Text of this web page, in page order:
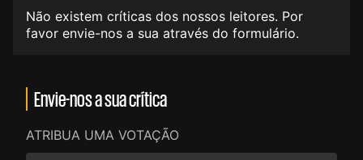
Não existem críticas dos nossos leitores. Por
favor envie-nos a sua através do formulário.
Envie-nos a sua crítica
ATRIBUA UMA VOTAÇÃO